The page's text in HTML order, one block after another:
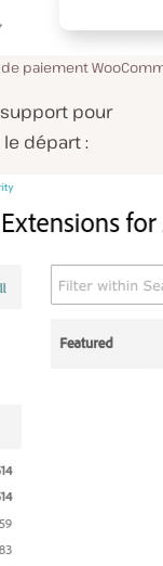
paiement
pour
le départ :